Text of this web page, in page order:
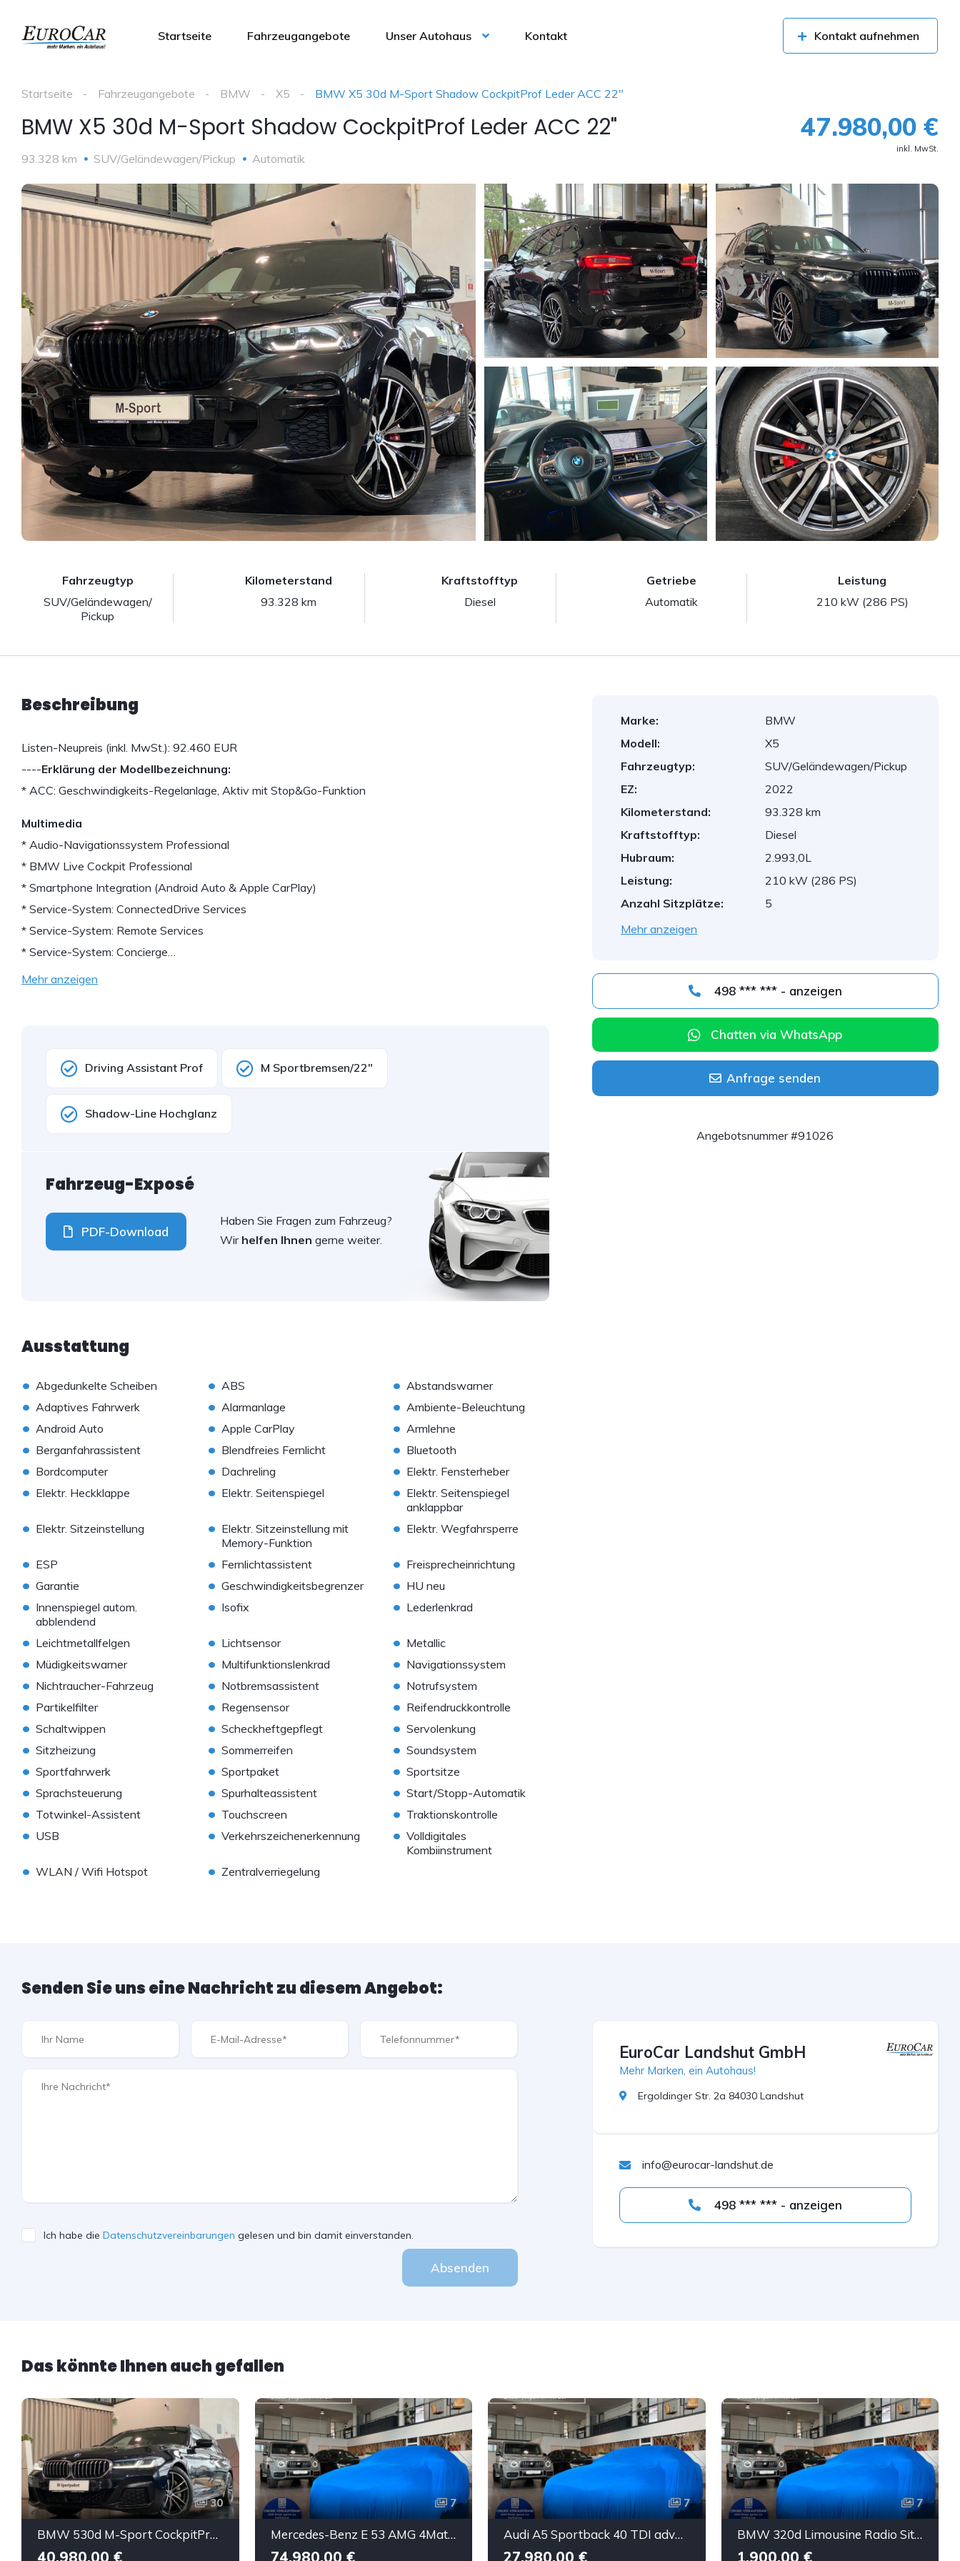
Startseite Fahrzeugangebote Unser Autohaus Kontakt Kontakt aufnehmen
Startseite Fahrzeugangebote BMW X5 BMW X5 30d M-Sport Shadow CockpitProf Leder ACC 22"
BMW X5 30d M-Sport Shadow CockpitProf Leder ACC 22"
93.328 km SUV/Geländewagen/Pickup Automatik
47.980,00 €
inkl. MwSt.
Fahrzeugtyp
SUV/Geländewagen/
Pickup
Kilometerstand
93.328 km
Kraftstofftyp
Diesel
Getriebe
Automatik
Leistung
210 kW (286 PS)
Beschreibung
Listen-Neupreis (inkl. MwSt.): 92.460 EUR
----Erklärung der Modellbezeichnung:
* ACC: Geschwindigkeits-Regelanlage, Aktiv mit Stop&Go-Funktion
Multimedia
* Audio-Navigationssystem Professional
* BMW Live Cockpit Professional
* Smartphone Integration (Android Auto & Apple CarPlay)
* Service-System: ConnectedDrive Services
* Service-System: Remote Services
* Service-System: Concierge…
Mehr anzeigen
Driving Assistant Prof M Sportbremsen/22"
Shadow-Line Hochglanz
Fahrzeug-Exposé
PDF-Download
Haben Sie Fragen zum Fahrzeug?
Wir helfen Ihnen gerne weiter.
Ausstattung
• Abgedunkelte Scheiben • ABS • Abstandswarner
• Adaptives Fahrwerk • Alarmanlage • Ambiente-Beleuchtung
• Android Auto • Apple CarPlay • Armlehne
• Berganfahrassistent • Blendfreies Fernlicht • Bluetooth
• Bordcomputer • Dachreling • Elektr. Fensterheber
• Elektr. Heckklappe • Elektr. Seitenspiegel • Elektr. Seitenspiegel
anklappbar
• Elektr. Sitzeinstellung • Elektr. Sitzeinstellung mit
Memory-Funktion
• Elektr. Wegfahrsperre
• ESP • Fernlichtassistent • Freisprecheinrichtung
• Garantie • Geschwindigkeitsbegrenzer • HU neu
• Innenspiegel autom.
abblendend
• Isofix • Lederlenkrad
• Leichtmetallfelgen • Lichtsensor • Metallic
• Müdigkeitswarner • Multifunktionslenkrad • Navigationssystem
• Nichtraucher-Fahrzeug • Notbremsassistent • Notrufsystem
• Partikelfilter • Regensensor • Reifendruckkontrolle
• Schaltwippen • Scheckheftgepflegt • Servolenkung
• Sitzheizung • Sommerreifen • Soundsystem
• Sportfahrwerk • Sportpaket • Sportsitze
• Sprachsteuerung • Spurhalteassistent • Start/Stopp-Automatik
• Totwinkel-Assistent • Touchscreen • Traktionskontrolle
• USB • Verkehrszeichenerkennung • Volldigitales
Kombiinstrument
• WLAN / Wifi Hotspot • Zentralverriegelung
Marke:
BMW
Modell:
X5
Fahrzeugtyp:
SUV/Geländewagen/Pickup
EZ:
2022
Kilometerstand:
93.328 km
Kraftstofftyp:
Diesel
Hubraum:
2.993,0L
Leistung:
210 kW (286 PS)
Anzahl Sitzplätze:
5
Mehr anzeigen
498 *** *** - anzeigen
Chatten via WhatsApp
Anfrage senden
Angebotsnummer #91026
Senden Sie uns eine Nachricht zu diesem Angebot:
Ich habe die Datenschutzvereinbarungen gelesen und bin damit einverstanden.
Absenden
EuroCar Landshut GmbH
Mehr Marken, ein Autohaus!
Ergoldinger Str. 2a 84030 Landshut
info@eurocar-landshut.de
498 *** *** - anzeigen
Das könnte Ihnen auch gefallen
30
BMW 530d M-Sport CockpitProf Laser SView HUD H&K ACC
40.980,00 €
7
Mercedes-Benz E 53 AMG 4Matic Advanced Plus NightP DTR AHK 20"
74.980,00 €
7
Audi A5 Sportback 40 TDI advanced ViCo Matrix Kamera
27.980,00 €
7
BMW 320d Limousine Radio Sitzheizung
1.900,00 €